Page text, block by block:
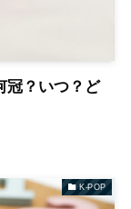
冠？いつ？ど
K-POP